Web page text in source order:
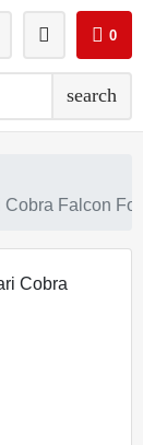
search
0
Falcon